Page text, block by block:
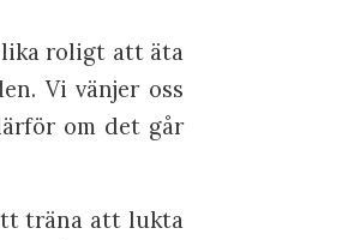
roligt att äta
Vi vänjer oss
om det går
träna att lukta